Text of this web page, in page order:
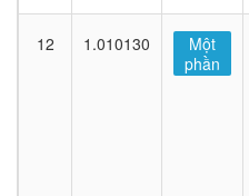
12 1.010130
Một
phần